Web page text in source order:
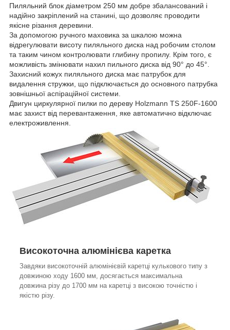
Пиляльний блок діаметром 250 мм добре збалансований і
надійно закріплений на станині, що дозволяє проводити
якісне різання деревини.
За допомогою ручного маховика за шкалою можна
відрегулювати висоту пиляльного диска над робочим столом
та таким чином контролювати глибину пропилу. Крім того, є
можливість змінювати нахил пильного диска від 90° до 45°.
Захисний кожух пиляльного диска має патрубок для
видалення стружки, що підключається до основного патрубка
зовнішньої аспіраційної системи.
Двигун циркулярної пилки по дереву Holzmann TS 250F-1600
має захист від перевантаження, яке автоматично відключає
електроживлення.
Високоточна алюмінієва каретка
Завдяки високоточній алюмінієвій каретці кулькового типу з
довжиною ходу 1600 мм, досягається максимальна
довжина різу до 1700 мм на каретці з високою точністю і
якістю різу.